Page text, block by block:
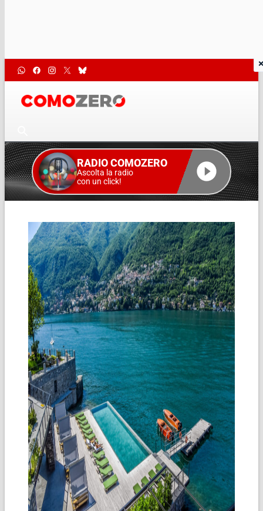
RADIO COMOZERO
Ascolta la radio
con un click!